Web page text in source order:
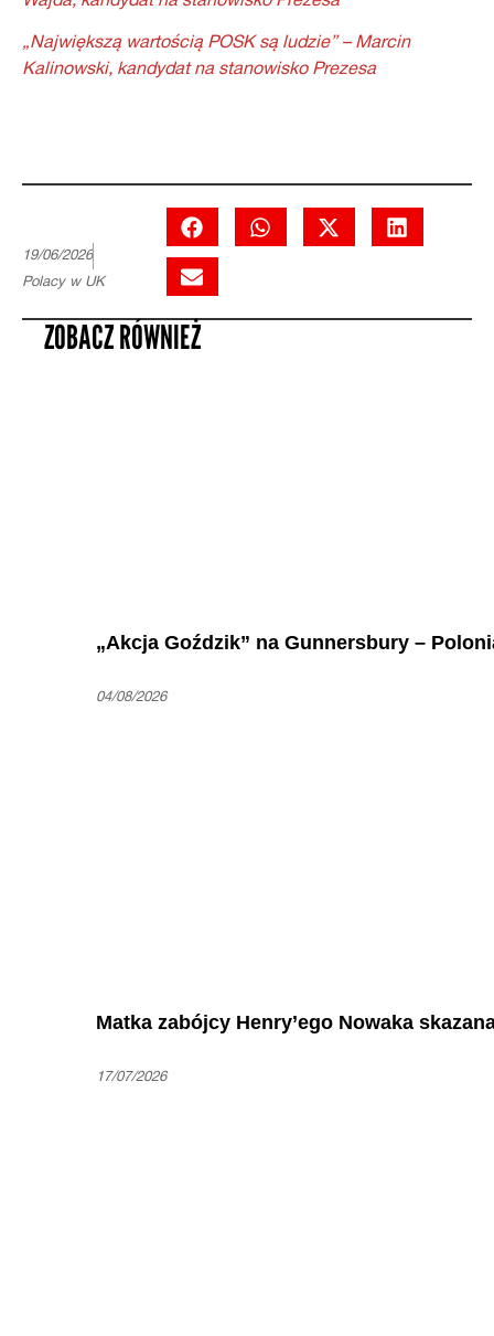
„Największą wartością POSK są ludzie” – Marcin
Kalinowski, kandydat na stanowisko Prezesa
19/06/2026
Polacy w UK
ZOBACZ RÓWNIEŻ
„Akcja Goździk” na Gunnersbury –
04/08/2026
Matka zabójcy Henry’ego Nowaka
17/07/2026